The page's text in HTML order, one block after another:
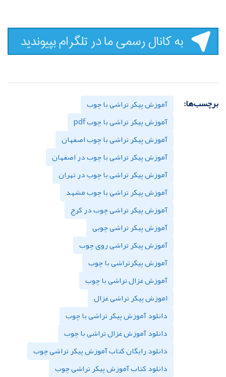
برچسب‌ها:
آموزش پیکر تراشی با چوب
آموزش پیکر تراشی با چوب pdf
آموزش پیکر تراشی با چوب اصفهان
آموزش پیکر تراشی با چوب در اصفهان
آموزش پیکر تراشی با چوب در تهران
آموزش پیکر تراشی با چوب مشهد
آموزش پیکر تراشی چوب در کرج
آموزش پیکر تراشی چوبی
آموزش پیکر تراشی روی چوب
آموزش پیکرتراشی با چوب
آموزش غزال تراشی با چوب
اموزش پیکر تراشی غزال
دانلود آموزش پیکر تراشی با چوب
دانلود آموزش غزال تراشی با چوب
دانلود رایگان کتاب آموزش پیکر تراشی چوب
دانلود کتاب آموزش پیکر تراشی چوب